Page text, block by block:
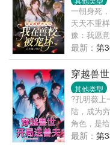
成了皇帝
宠。”“好
伤。”见过
自尊心稀
千军万马
完成，可
为我掉这
一朝身死
天天不重
豫：我愿
竟然是要
电击！江
她不知道
按照任务
就是为了
在了F1的
姐摸吗？”
女主的哥
最新： 第
穿越兽
其他类型
?孔明薇上
陆，成为
角色，是
着举族尽
最新： 第